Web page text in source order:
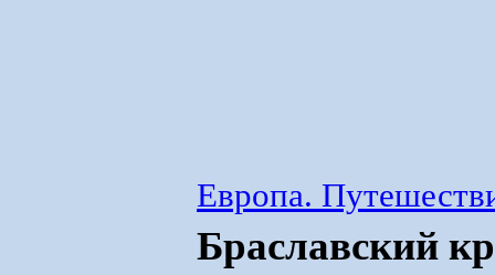
Европа.
Браславский